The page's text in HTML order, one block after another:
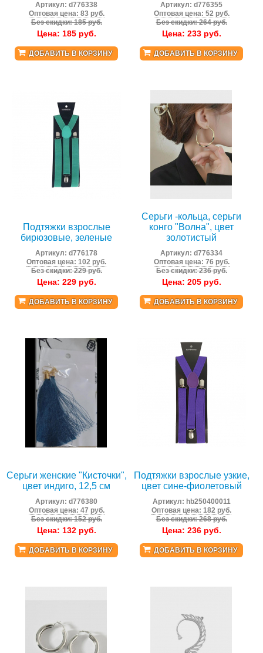
Артикул:d776338
Оптовая цена: 83 руб.
Без скидки: 185 руб.
Цена: 185руб.
ДОБАВИТЬ В КОРЗИНУ
Артикул:d776355
Оптовая цена: 52 руб.
Без скидки: 264 руб.
Цена: 233руб.
ДОБАВИТЬ В КОРЗИНУ
Подтяжки взрослые
бирюзовые, зеленые
Артикул:d776178
Оптовая цена: 102 руб.
Без скидки: 229 руб.
Цена: 229руб.
ДОБАВИТЬ В КОРЗИНУ
Серьги -кольца, серьги
конго "Волна", цвет
золотистый
Артикул:d776334
Оптовая цена: 76 руб.
Без скидки: 236 руб.
Цена: 205руб.
ДОБАВИТЬ В КОРЗИНУ
Серьги женские "Кисточки",
цвет индиго, 12,5 см
Артикул:d776380
Оптовая цена: 47 руб.
Без скидки: 152 руб.
Цена: 132руб.
ДОБАВИТЬ В КОРЗИНУ
Подтяжки взрослые узкие,
цвет сине-фиолетовый
Артикул: hb250400011
Оптовая цена: 182 руб.
Без скидки: 268 руб.
Цена: 236руб.
ДОБАВИТЬ В КОРЗИНУ